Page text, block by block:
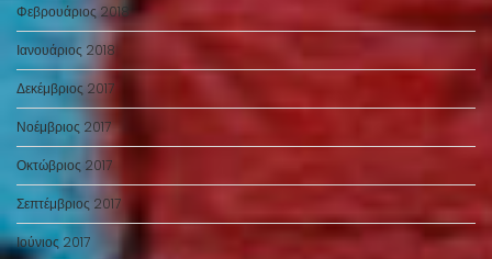
Φεβρουάριος 2018
Ιανουάριος 2018
Δεκέμβριος 2017
Νοέμβριος 2017
Οκτώβριος 2017
Σεπτέμβριος 2017
Ιούνιος 2017